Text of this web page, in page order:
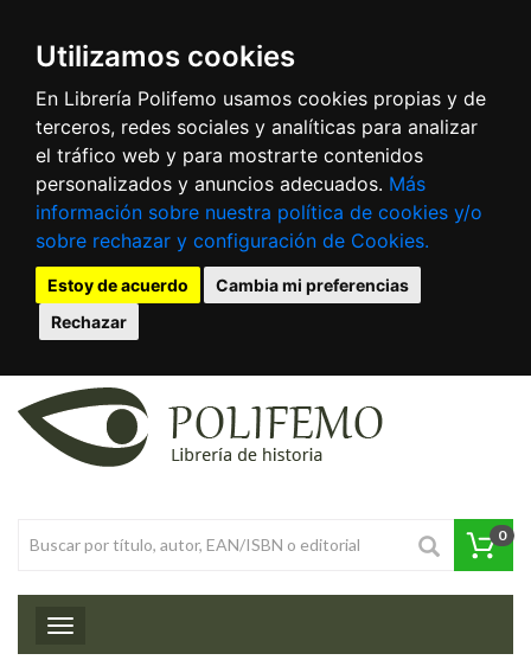
Utilizamos cookies
En Librería Polifemo usamos cookies propias y de
terceros, redes sociales y analíticas para analizar
el tráfico web y para mostrarte contenidos
personalizados y anuncios adecuados. Más
información sobre nuestra política de cookies y/o
sobre rechazar y configuración de Cookies.
Estoy de acuerdo
Cambia mi preferencias
Rechazar
0
Toggle navigation